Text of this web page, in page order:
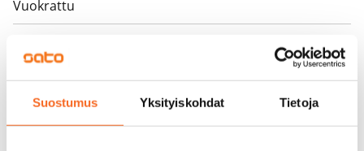
Suostumus Yksityiskohdat Tietoja
Vuokrattu
Ei
Vuokra
Vuokravakuus